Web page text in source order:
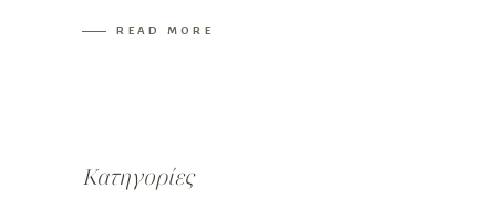
READ MORE
Κατηγορίες